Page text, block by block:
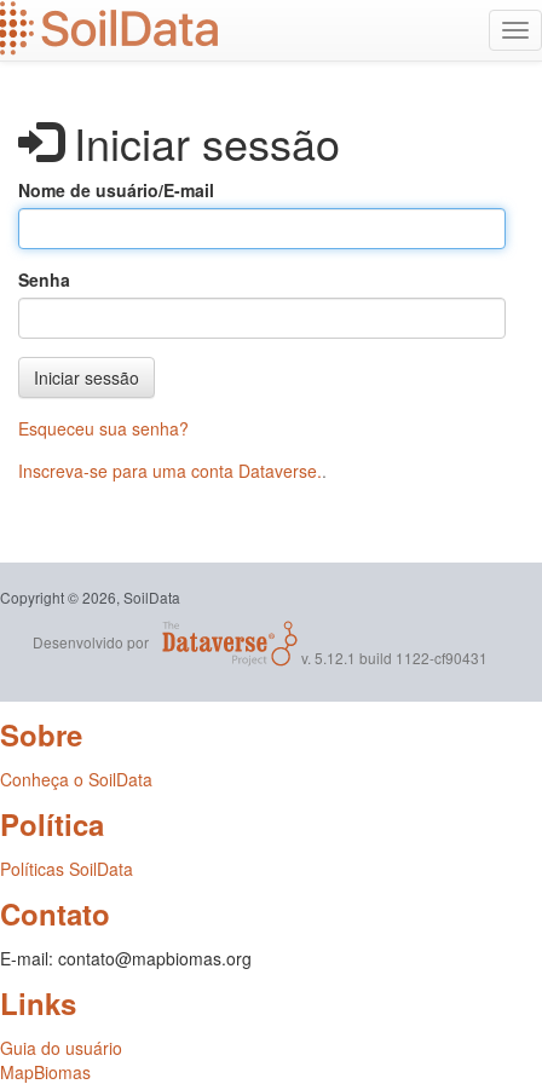
Ir
para
o
Iniciar sessão
Nome de usuário/E-mail
Senha
Iniciar sessão
Esqueceu sua senha?
Inscreva-se para uma conta Dataverse..
Copyright © 2026, SoilData
Desenvolvido por
v. 5.12.1 build 1122-cf90431
Sobre
Conheça o SoilData
Política
Políticas SoilData
Contato
E-mail: contato@mapbiomas.org
Links
Guia do usuário
MapBiomas